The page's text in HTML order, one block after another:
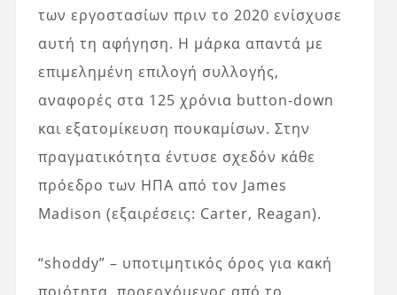
των εργοστασίων πριν το 2020 ενίσχυσε
αυτή τη αφήγηση. Η μάρκα απαντά με
επιμελημένη επιλογή συλλογής,
αναφορές στα 125 χρόνια button-down
και εξατομίκευση πουκαμίσων. Στην
πραγματικότητα έντυσε σχεδόν κάθε
πρόεδρο των ΗΠΑ από τον James
Madison (εξαιρέσεις: Carter, Reagan).
“shoddy” – υποτιμητικός όρος για κακή